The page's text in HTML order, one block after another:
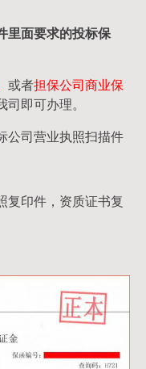
里面要求的投标保
或者担保公司商业保
司即可办理。
公司营业执照扫描件
复印件，资质证书复